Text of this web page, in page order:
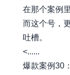
在那个案例
而这个号，
吐槽。
<......
爆款案例30